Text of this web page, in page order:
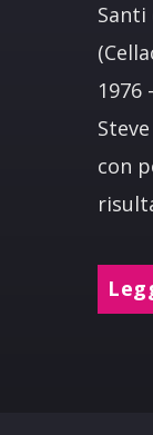
Santi
1976
con